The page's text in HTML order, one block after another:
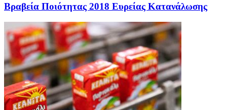
Βραβεία Ποιότητας 2018 Ευρείας Κατανάλωσης